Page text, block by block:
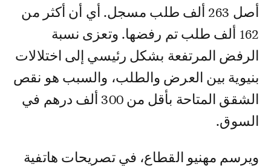
أصل 263 ألف طلب مسجل. أي أن أكثر من
162 ألف طلب تم رفضها. وتعزى نسبة
الرفض المرتفعة بشكل رئيسي إلى اختلالات
بنيوية بين العرض والطلب، والسبب هو نقص
الشقق المتاحة بأقل من 300 ألف درهم في
السوق.
ويرسم مهنيو القطاع، في تصريحات هاتفية